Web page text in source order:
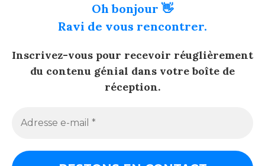
Oh bonjour 👋
Ravi de vous rencontrer.
Inscrivez-vous pour recevoir réuglièrement
du contenu génial dans votre boîte de
réception.